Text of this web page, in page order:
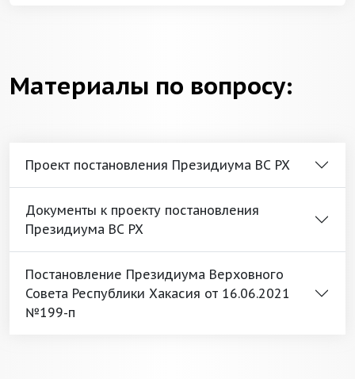
Материалы по вопросу:
Проект постановления Президиума ВС РХ
Документы к проекту постановления
Президиума ВС РХ
Постановление Президиума Верховного
Совета Республики Хакасия от 16.06.2021
№199-п